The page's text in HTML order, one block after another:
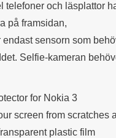
telefoner och läsplattor
på framsidan,
endast sensorn som
Selfie-kameran
for Nokia 3
screen from scratches
plastic film